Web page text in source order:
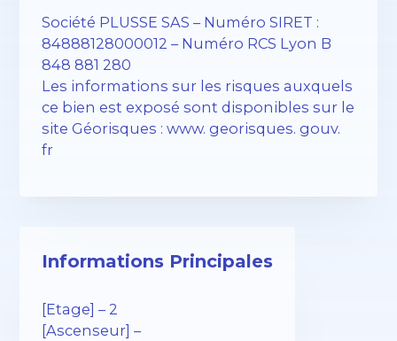
Société PLUSSE SAS – ​​Numéro SIRET :
84888128000012 – Numéro RCS Lyon B
848 881 280
Les informations sur les risques auxquels
ce bien est exposé sont disponibles sur le
site Géorisques : www. georisques. gouv.
fr
Informations Principales
[Etage] – 2
[Ascenseur] –